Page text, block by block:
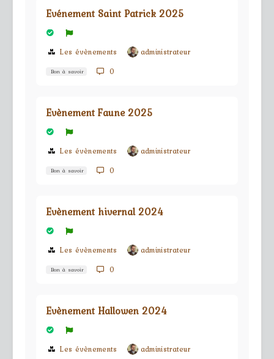
Evénement Saint Patrick 2025
Les évènements administrateur
Bon à savoir 0
Evènement Faune 2025
Les évènements administrateur
Bon à savoir 0
Evènement hivernal 2024
Les évènements administrateur
Bon à savoir 0
Evènement Hallowen 2024
Les évènements administrateur